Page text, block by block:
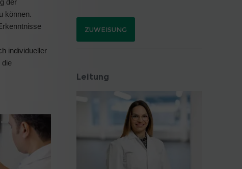
der
können.
individueller
die
ZUWEISUNG
Leitung